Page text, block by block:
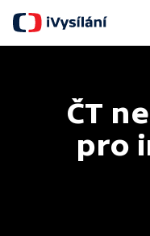
ČT
pro